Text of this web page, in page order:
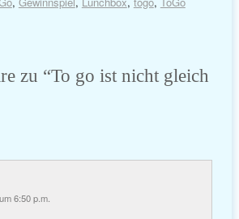
zu “To go ist nicht gleich
6:50 p.m.